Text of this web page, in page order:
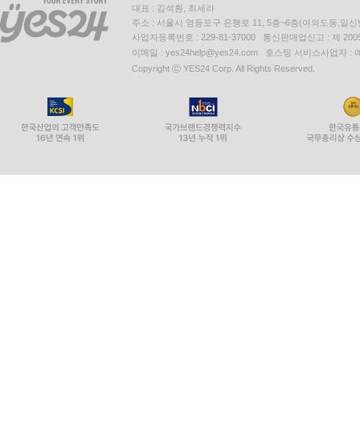
대표 : 김석환, 최세라
주소 : 서울시 영등포구 은행로 11, 5층~6층(여의도동,일신
사업자등록번호 : 229-81-37000 통신판매업신고 : 제
이메일 : yes24help@yes24.com 호스팅 서비스사업자 :
Copyright ⓒ YES24 Corp. All Rights Reserved.